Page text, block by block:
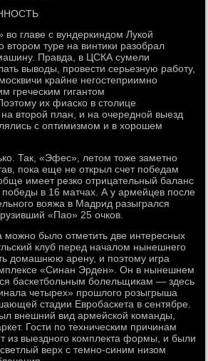
главе с вундеркиндом Лукой
втором туре на винтики разобрал
Правда, в ЦСКА сумели
выводы, провести серьезную работу,
крайне негостеприимно
греческим гигантом
их фиаско в столице
второй план, и на очередной выезд
с оптимизмом и в хорошем
Так, «Эфес», летом тоже заметно
пока еще не открыл счет победам
имеет резко отрицательный баланс
в 16 матчах. А у армейцев после
вояжа в Мадрид разыгрался
«Пао» 25 очков.
было отметить две интересных
клуб перед началом нынешнего
домашнюю арену, и поэтому игра
«Синан Эрден». Он в нынешнем
баскетбольным болельщикам — здесь
четырех» прошлого розыгрыша
стадии Евробаскета в сентябре.
внешний вид армейской команды,
Гости по техническим причинам
из выездного комплекта формы, и были
верх с темно-синим низом